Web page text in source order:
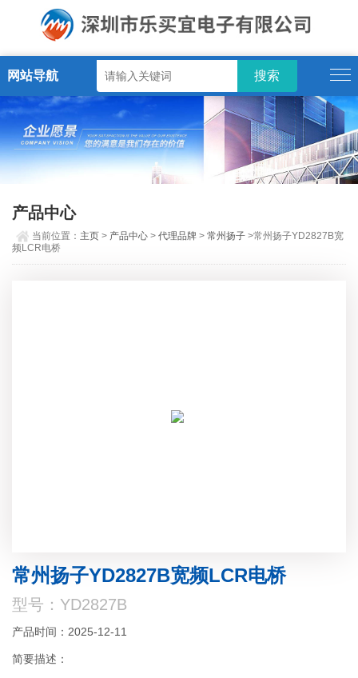
网站导航
产品中心
当前位置： 主页 > 产品中心 >代理品牌 >常州扬子 >常州扬子YD2827B宽
频LCR电桥
常州扬子YD2827B宽频LCR电桥
型号：YD2827B
产品时间：2025-12-11
简要描述：